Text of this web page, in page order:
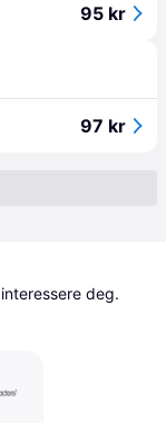
95 kr
97 kr